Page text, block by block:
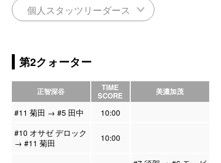
個人スタッツリーダース
第2クォーター
正智深谷
TIME
SCORE
美濃加茂
#11 菊田 → #5 田中
10:00
#10 オサゼ デロック
→ #11 菊田
10:00